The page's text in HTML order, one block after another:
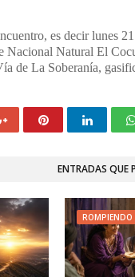
es decir lunes
Nacional Natural El
de La Soberanía,
ENTRADAS QUE
ROMPIENDO